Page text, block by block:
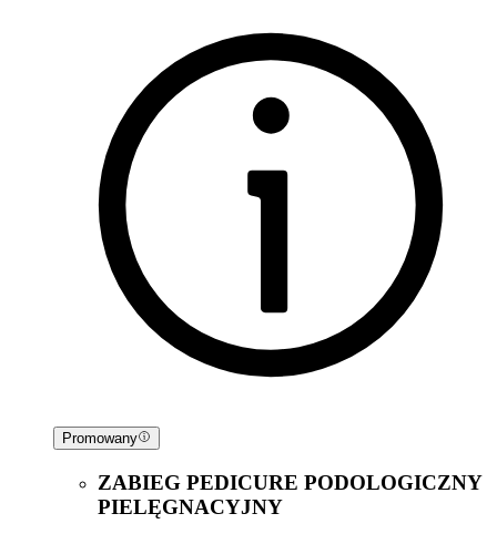
Promowany
ZABIEG PEDICURE PODOLOGICZNY
PIELĘGNACYJNY